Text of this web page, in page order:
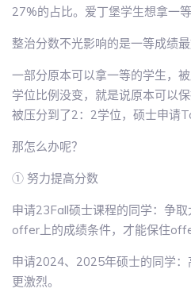
27%的占比。爱丁堡学生想拿一
整治分数不光影响的是一等成绩最
一部分原本可以拿一等的学生，
学位比例没变，就是说原本可以
被压分到了2：2学位，硕士申请
那怎么办呢？
① 努力提高分数
申请23Fall硕士课程的同学：争
offer上的成绩条件，才能保住
申请2024、2025年硕士的同学
更激烈。